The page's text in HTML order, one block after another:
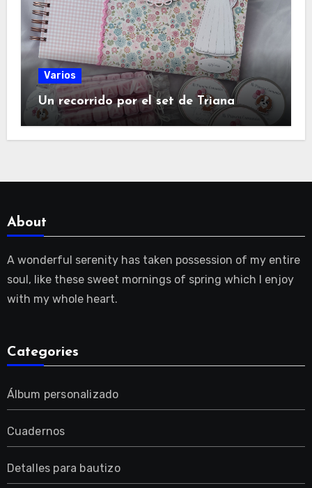
Varios
Un recorrido por el set de Triana
About
A wonderful serenity has taken possession of my entire
soul, like these sweet mornings of spring which I enjoy
with my whole heart.
Categories
Álbum personalizado
Cuadernos
Detalles para bautizo